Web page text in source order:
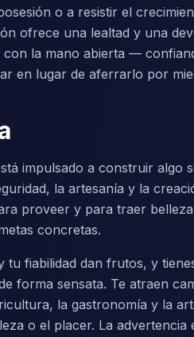
o a resistir el
ofrece una lealtad y una
la mano abierta —
en lugar de aferrarlo por
impulsado a construir algo
la artesanía y la
proveer y para traer belleza
concretas.
fiabilidad dan frutos, y
forma sensata. Te atraen
la gastronomía y la
o el placer. La advertencia